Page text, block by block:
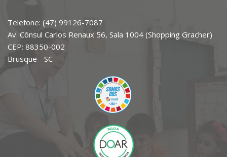
Telefone: (47) 99126-7087
Av. Cônsul Carlos Renaux 56, Sala 1004 (Shopping Gracher)
CEP: 88350-002
Brusque - SC